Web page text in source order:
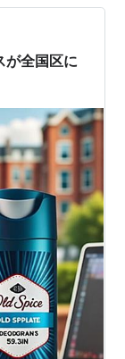
」嫁は自分
す。僕とし
この臭いが
ょう。…
が全国区に